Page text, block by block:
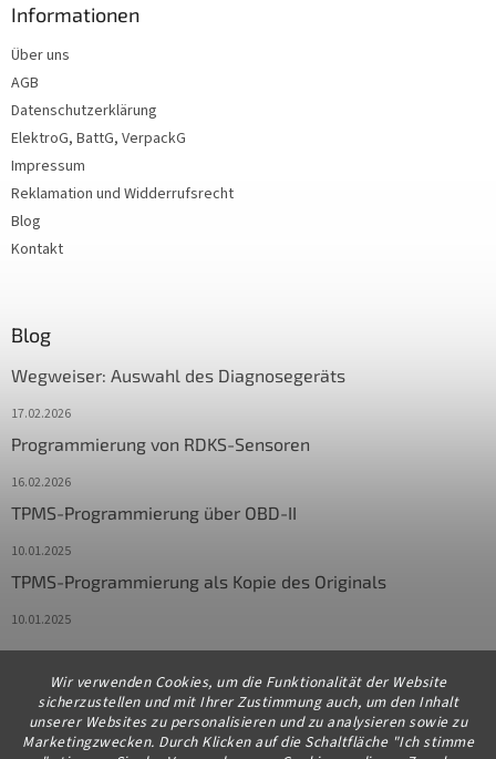
Wir verwenden Cookies, um die Funktionalität der Website
sicherzustellen und mit Ihrer Zustimmung auch, um den Inhalt
unserer Websites zu personalisieren und zu analysieren sowie zu
Marketingzwecken. Durch Klicken auf die Schaltfläche "Ich stimme
Informationen
Über uns
AGB
Datenschutzerklärung
ElektroG, BattG, VerpackG
Impressum
Reklamation und Widderrufsrecht
Blog
Kontakt
Blog
Wegweiser: Auswahl des Diagnosegeräts
17.02.2026
Programmierung von RDKS-Sensoren
16.02.2026
TPMS-Programmierung über OBD-II
10.01.2025
TPMS-Programmierung als Kopie des Originals
10.01.2025
Kontakt
info@diagstore.de